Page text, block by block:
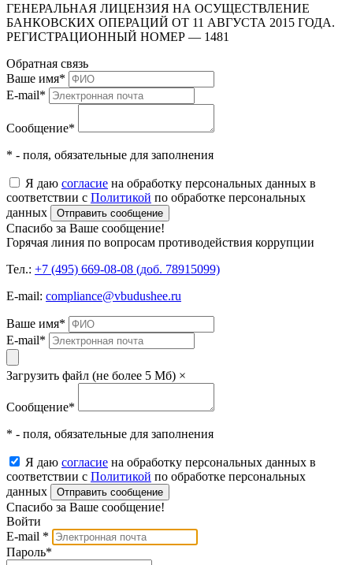
ГЕНЕРАЛЬНАЯ ЛИЦЕНЗИЯ НА ОСУЩЕСТВЛЕНИЕ
БАНКОВСКИХ ОПЕРАЦИЙ ОТ 11 АВГУСТА 2015 ГОДА.
РЕГИСТРАЦИОННЫЙ НОМЕР — 1481
Обратная связь
Ваше имя*
E-mail*
Сообщение*
* - поля, обязательные для заполнения
Я даю согласие на обработку персональных данных в
соответствии с Политикой по обработке персональных
данных
Отправить сообщение
Спасибо за Ваше сообщение!
Горячая линия по вопросам противодействия коррупции
Тел.: +7 (495) 669-08-08 (доб. 78915099)
E-mail: compliance@vbudushee.ru
Ваше имя*
E-mail*
Загрузить файл (не более 5 Мб) ×
Сообщение*
* - поля, обязательные для заполнения
Я даю согласие на обработку персональных данных в
соответствии с Политикой по обработке персональных
данных
Отправить сообщение
Спасибо за Ваше сообщение!
Войти
E-mail *
Пароль*